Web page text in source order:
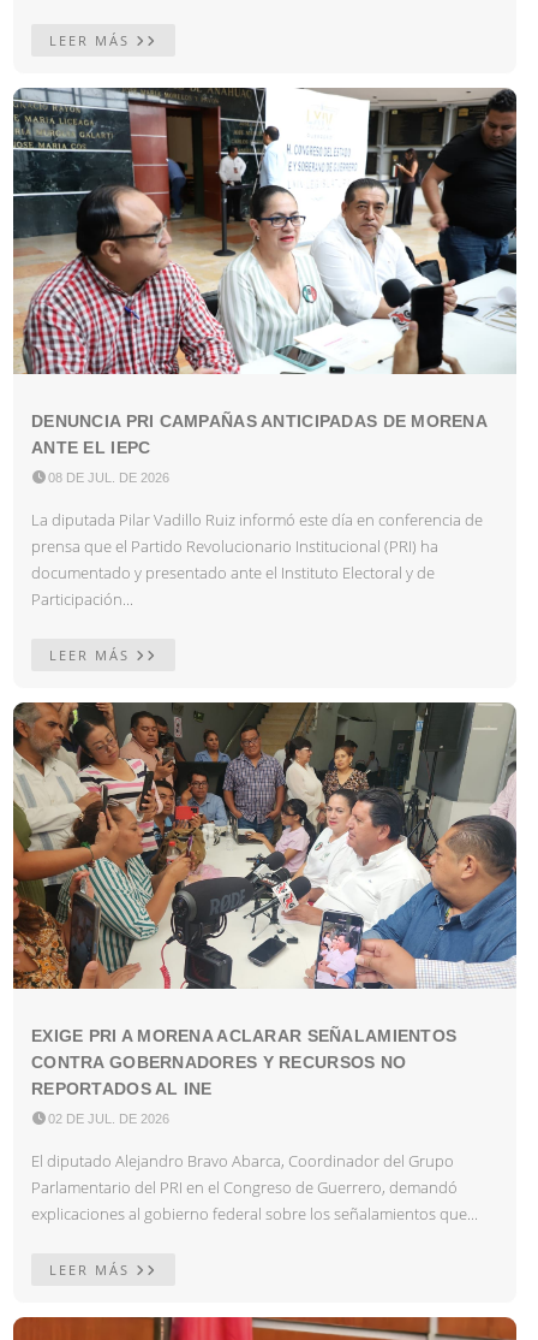
LEER MÁS
DENUNCIA PRI CAMPAÑAS ANTICIPADAS DE MORENA
ANTE EL IEPC
08 DE JUL. DE 2026
La diputada Pilar Vadillo Ruiz informó este día en conferencia de
prensa que el Partido Revolucionario Institucional (PRI) ha
documentado y presentado ante el Instituto Electoral y de
Participación...
LEER MÁS
EXIGE PRI A MORENA ACLARAR SEÑALAMIENTOS
CONTRA GOBERNADORES Y RECURSOS NO
REPORTADOS AL INE
02 DE JUL. DE 2026
El diputado Alejandro Bravo Abarca, Coordinador del Grupo
Parlamentario del PRI en el Congreso de Guerrero, demandó
explicaciones al gobierno federal sobre los señalamientos que...
LEER MÁS